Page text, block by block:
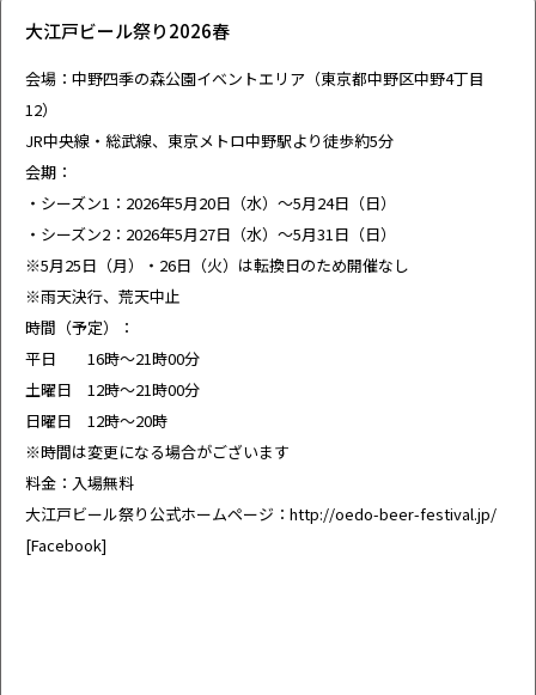
大江戸ビール祭り2026春
会場：中野四季の森公園イベントエリア（東京都中野区中野4丁目
12）
JR中央線・総武線、東京メトロ中野駅より徒歩約5分
会期：
・シーズン1：2026年5月20日（水）～5月24日（日）
・シーズン2：2026年5月27日（水）～5月31日（日）
※5月25日（月）・26日（火）は転換日のため開催なし
※雨天決行、荒天中止
時間（予定）：
平日 16時～21時00分
土曜日 12時～21時00分
日曜日 12時～20時
※時間は変更になる場合がございます
料金：入場無料
大江戸ビール祭り公式ホームページ： http://oedo-beer-festival.jp/
[Facebook]